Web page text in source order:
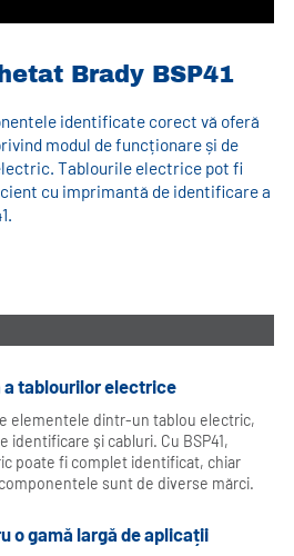
Brady BSP41
identificate corect vă oferă
modul de funcționare și de
Tablourile electrice pot fi
cu imprimantă de identificare a
tablourilor electrice
elementele dintr-un tablou electric,
identificare și cabluri. Cu BSP41,
poate fi complet identificat, chiar
sunt de diverse mărci.
o gamă largă de aplicații